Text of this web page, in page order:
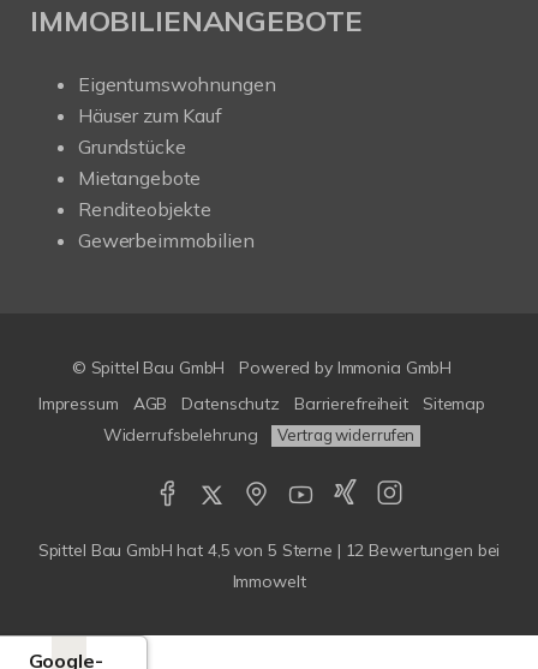
IMMOBILIENANGEBOTE
Eigentumswohnungen
Häuser zum Kauf
Grundstücke
Mietangebote
Renditeobjekte
Gewerbeimmobilien
© Spittel Bau GmbH Powered by Immonia GmbH
Impressum
AGB Datenschutz Barrierefreiheit
Sitemap
Widerrufsbelehrung
Vertrag widerrufen
Spittel Bau GmbH hat 4,5 von 5 Sterne | 12 Bewertungen bei
Immowelt
Google-